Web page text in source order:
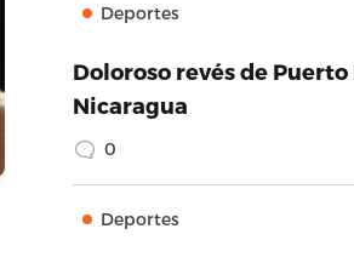
Deportes
Doloroso revés de
Nicaragua
0
Deportes